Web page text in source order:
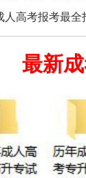
高考报考最全
最新